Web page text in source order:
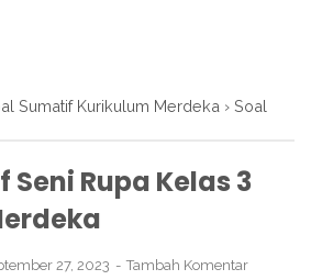
Sumatif Kurikulum Merdeka › Soal
Rupa Kelas 3
27, 2023 Tambah Komentar